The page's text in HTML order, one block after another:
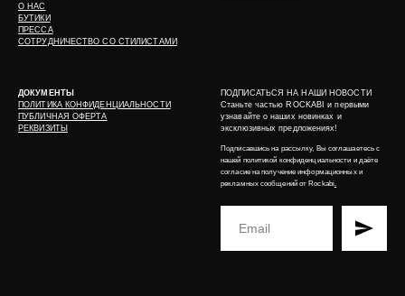
О НАС
БУТИКИ
ПРЕССА
СОТРУДНИЧЕСТВО СО СТИЛИСТАМИ
ДОКУМЕНТЫ
ПОЛИТИКА КОНФИДЕНЦИАЛЬНОСТИ
ПУБЛИЧНАЯ ОФЕРТА
РЕКВИЗИТЫ
ПОДПИСАТЬСЯ НА НАШИ НОВОСТИ
Станьте частью ROCKABI и первыми
узнавайте о наших новинках и
эксклюзивных предложениях!
Подписавшись на рассылку, Вы соглашаетесь с
нашей политикой конфиденциальности и даёте
согласие на получение информационных и
рекламных сообщений от Rockabi